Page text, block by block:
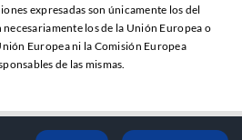
expresadas son únicamente los del
los de la Unión Europea o
Europea ni la Comisión Europea
de las mismas.